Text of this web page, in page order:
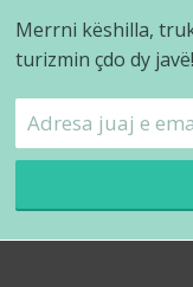
Merrni këshilla,
turizmin çdo dy javë!